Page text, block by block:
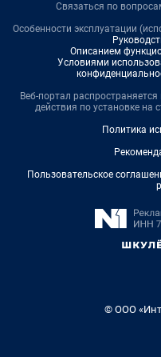
Связаться по
Особенности эксплуатации
Описанием
Условиями
Веб-портал
действия по установке на
Политика
Пользовательское
© ООО